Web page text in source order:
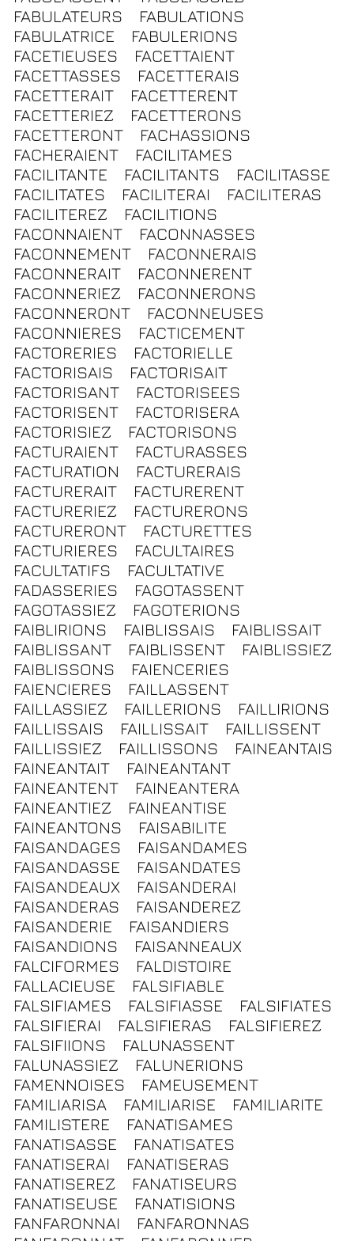
FABULATEURS
FABULATIONS
FABULATRICE
FABULERIONS
FACETIEUSES
FACETTAIENT
FACETTASSES
FACETTERAIS
FACETTERAIT
FACETTERENT
FACETTERIEZ
FACETTERONS
FACETTERONT
FACHASSIONS
FACHERAIENT
FACILITAMES
FACILITANTE
FACILITANTS
FACILITASSE
FACILITATES
FACILITERAI
FACILITERAS
FACILITEREZ
FACILITIONS
FACONNAIENT
FACONNASSES
FACONNEMENT
FACONNERAIS
FACONNERAIT
FACONNERENT
FACONNERIEZ
FACONNERONS
FACONNERONT
FACONNEUSES
FACONNIERES
FACTICEMENT
FACTORERIES
FACTORIELLE
FACTORISAIS
FACTORISAIT
FACTORISANT
FACTORISEES
FACTORISENT
FACTORISERA
FACTORISIEZ
FACTORISONS
FACTURAIENT
FACTURASSES
FACTURATION
FACTURERAIS
FACTURERAIT
FACTURERENT
FACTURERIEZ
FACTURERONS
FACTURERONT
FACTURETTES
FACTURIERES
FACULTAIRES
FACULTATIFS
FACULTATIVE
FADASSERIES
FAGOTASSENT
FAGOTASSIEZ
FAGOTERIONS
FAIBLIRIONS
FAIBLISSAIS
FAIBLISSAIT
FAIBLISSANT
FAIBLISSENT
FAIBLISSIEZ
FAIBLISSONS
FAIENCERIES
FAIENCIERES
FAILLASSENT
FAILLASSIEZ
FAILLERIONS
FAILLIRIONS
FAILLISSAIS
FAILLISSAIT
FAILLISSENT
FAILLISSIEZ
FAILLISSONS
FAINEANTAIS
FAINEANTAIT
FAINEANTANT
FAINEANTENT
FAINEANTERA
FAINEANTIEZ
FAINEANTISE
FAINEANTONS
FAISABILITE
FAISANDAGES
FAISANDAMES
FAISANDASSE
FAISANDATES
FAISANDEAUX
FAISANDERAI
FAISANDERAS
FAISANDEREZ
FAISANDERIE
FAISANDIERS
FAISANDIONS
FAISANNEAUX
FALCIFORMES
FALDISTOIRE
FALLACIEUSE
FALSIFIABLE
FALSIFIAMES
FALSIFIASSE
FALSIFIATES
FALSIFIERAI
FALSIFIERAS
FALSIFIEREZ
FALSIFIIONS
FALUNASSENT
FALUNASSIEZ
FALUNERIONS
FAMENNOISES
FAMEUSEMENT
FAMILIARISA
FAMILIARISE
FAMILIARITE
FAMILISTERE
FANATISAMES
FANATISASSE
FANATISATES
FANATISERAI
FANATISERAS
FANATISEREZ
FANATISEURS
FANATISEUSE
FANATISIONS
FANFARONNAI
FANFARONNAS